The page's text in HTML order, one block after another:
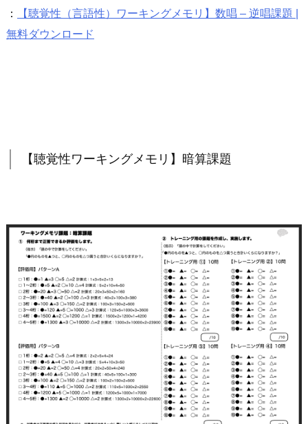
：
【聴覚性（言語性）ワーキングメモリ】数唱 – 逆唱課題 |
無料ダウンロード
【聴覚性ワーキングメモリ】暗算課題